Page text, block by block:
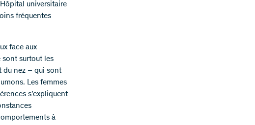
universitaire
fréquentes
face aux
sont surtout les
du nez – qui sont
Les femmes
s’expliquent
à